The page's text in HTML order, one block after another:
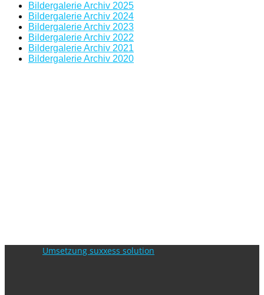
Bildergalerie Archiv 2025
Bildergalerie Archiv 2024
Bildergalerie Archiv 2023
Bildergalerie Archiv 2022
Bildergalerie Archiv 2021
Bildergalerie Archiv 2020
Umsetzung suxxess solution